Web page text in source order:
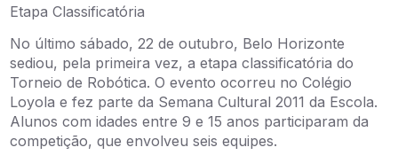
Etapa Classificatória
No último sábado, 22 de outubro, Belo Horizonte
sediou, pela primeira vez, a etapa classificatória do
Torneio de Robótica. O evento ocorreu no Colégio
Loyola e fez parte da Semana Cultural 2011 da Escola.
Alunos com idades entre 9 e 15 anos participaram da
competição, que envolveu seis equipes.